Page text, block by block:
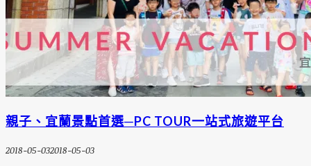
親子、宜蘭景點首選─PC TOUR一站式旅遊平台
2018-05-032018-05-03